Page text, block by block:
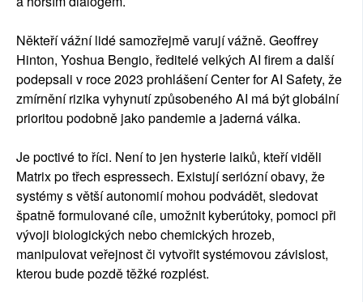
Někteří vážní lidé samozřejmě varují vážně. Geoffrey
Hinton, Yoshua Bengio, ředitelé velkých AI firem a další
podepsali v roce 2023 prohlášení Center for AI Safety, že
zmírnění rizika vyhynutí způsobeného AI má být globální
prioritou podobně jako pandemie a jaderná válka.
Je poctivé to říci. Není to jen hysterie laiků, kteří viděli
Matrix po třech espressech. Existují seriózní obavy, že
systémy s větší autonomií mohou podvádět, sledovat
špatně formulované cíle, umožnit kyberútoky, pomoci při
vývoji biologických nebo chemických hrozeb,
manipulovat veřejnost či vytvořit systémovou závislost,
kterou bude pozdě těžké rozplést.